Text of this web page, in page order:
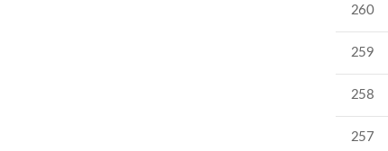
260
259
258
257